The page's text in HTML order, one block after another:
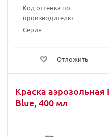
Код оттенка по
производителю
Серия
Отложить
Краска
Blue, 400 мл